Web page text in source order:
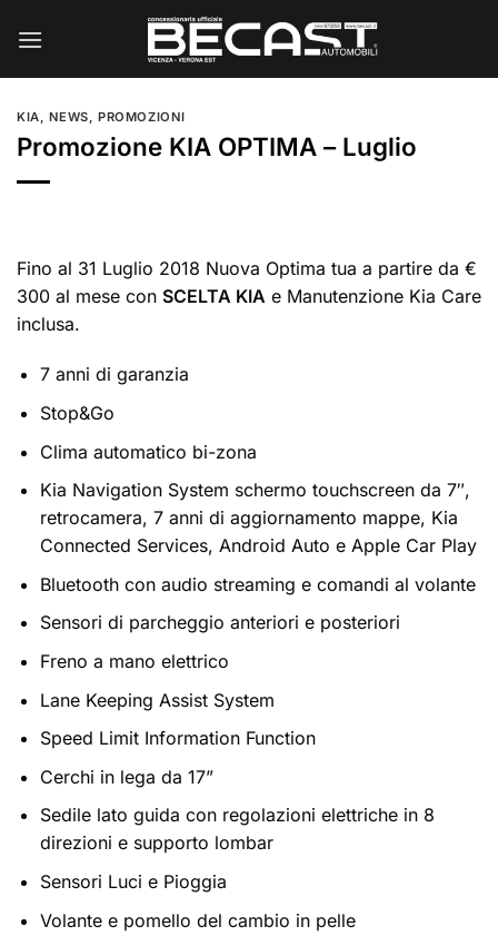
KIA, NEWS,PROMOZIONI
Promozione KIA OPTIMA – Luglio
Fino al 31 Luglio 2018 Nuova Optima tua a partire da €
300 al mese con SCELTA KIA e Manutenzione Kia Care
inclusa.
7 anni di garanzia
Stop&Go
Clima automatico bi-zona
Kia Navigation System schermo touchscreen da 7″,
retrocamera, 7 anni di aggiornamento mappe, Kia
Connected Services, Android Auto e Apple Car Play
Bluetooth con audio streaming e comandi al volante
Sensori di parcheggio anteriori e posteriori
Freno a mano elettrico
Lane Keeping Assist System
Speed Limit Information Function
Cerchi in lega da 17”
Sedile lato guida con regolazioni elettriche in 8
direzioni e supporto lombar
Sensori Luci e Pioggia
Volante e pomello del cambio in pelle